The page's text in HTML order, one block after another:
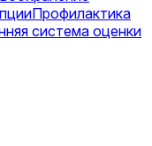
Профилактика
система оценки